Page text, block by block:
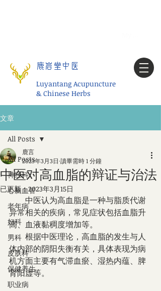
鹿岩堂中医
Luyantang Acupuncture
& Chinese Herbs
文章
All Posts
神经科
心脑血管
老年病
妇科
男科
皮肤科
保健养生
职业病
All Posts
中医对高血脂的辩证与治法
鹿言
2023年3月3日 讀畢需時 1 分鐘
已更新：2023年3月15日
中医认为高血脂是一种与脂质代谢
异常相关的疾病，常见症状包括血脂升
高、血液黏稠度增加等。
根据中医理论，高血脂的发生与人
体内部的阴阳失衡有关，具体表现为病
机方面主要有气滞血瘀、湿热内蕴、脾
肾阳虚等。